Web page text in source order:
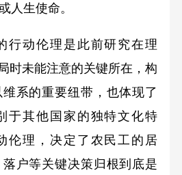
人生使命。
动伦理是此前研究在理
时未能注意的关键所在，构
系的重要纽带，也体现了
于其他国家的独特文化特
伦理，决定了农民工的居
户等关键决策归根到底是